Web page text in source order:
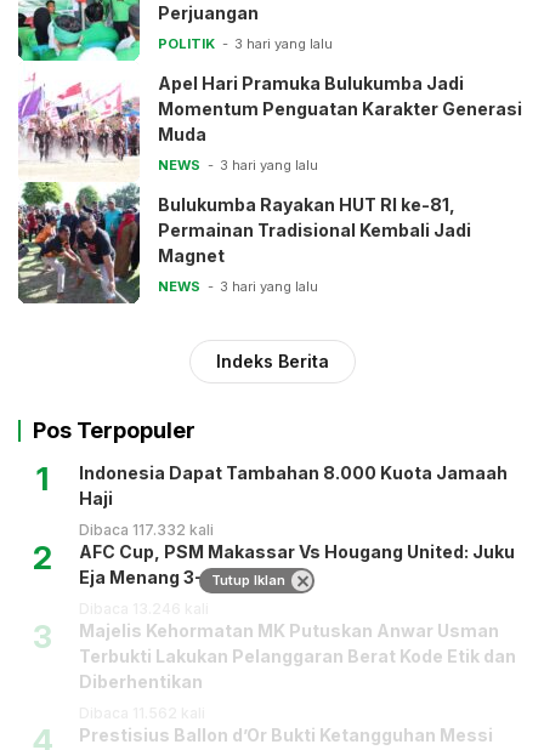
Perjuangan
POLITIK 3 hari yang lalu
Apel Hari Pramuka Bulukumba Jadi
Momentum Penguatan Karakter Generasi
Muda
NEWS 3 hari yang lalu
Bulukumba Rayakan HUT RI ke-81,
Permainan Tradisional Kembali Jadi
Magnet
NEWS 3 hari yang lalu
Indeks Berita
Pos Terpopuler
1
Indonesia Dapat Tambahan 8.000 Kuota Jamaah
Haji
Dibaca 117.332 kali
2
AFC Cup, PSM Makassar Vs Hougang United: Juku
Eja Menang 3-1
3
Majelis Kehormatan MK Putuskan Anwar Usman
Terbukti Lakukan Pelanggaran Berat Kode Etik dan
Diberhentikan
4 Prestisius Ballon d’Or Bukti Ketangguhan Messi
Tutup Iklan